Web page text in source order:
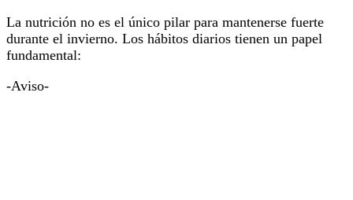
La nutrición no es el único pilar para mantenerse fuerte
durante el invierno. Los hábitos diarios tienen un papel
fundamental:
-Aviso-